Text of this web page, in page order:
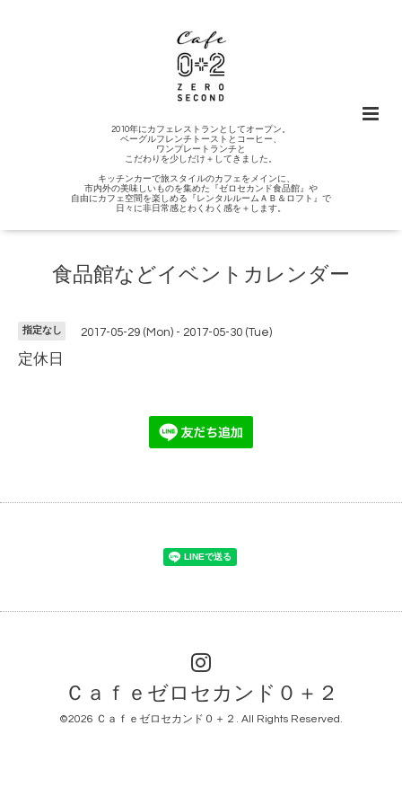
2010年にカフェレストランとしてオープン。
ベーグルフレンチトーストとコーヒー、
ワンプレートランチと
こだわりを少しだけ＋してきました。
キッチンカーで旅スタイルのカフェをメインに、
市内外の美味しいものを集めた『ゼロセカンド食品館』や
自由にカフェ空間を楽しめる『レンタルルームＡＢ＆ロフト』で
日々に非日常感とわくわく感を＋します。
食品館などイベントカレンダー
指定なし 2017-05-29 (Mon) - 2017-05-30 (Tue)
定休日
Ｃａｆｅゼロセカンド０＋２
©2026 Ｃａｆｅゼロセカンド０＋２ . All Rights Reserved.